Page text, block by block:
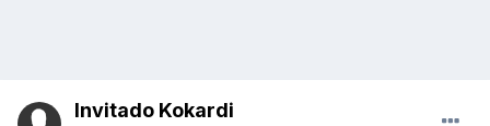
Invitado Kokardi